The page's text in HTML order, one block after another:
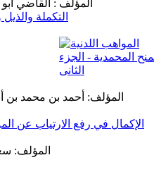
المؤلف : القاضي
التكملة
المؤلف: أحمد بن محمد بن
الإكمال في رفع الارتياب عن
المؤلف: